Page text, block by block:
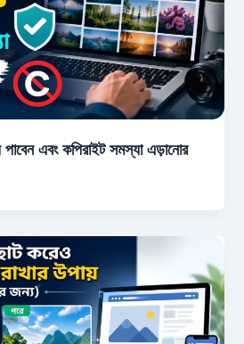
এবং কপিরাইট সমস্যা এড়ানোর